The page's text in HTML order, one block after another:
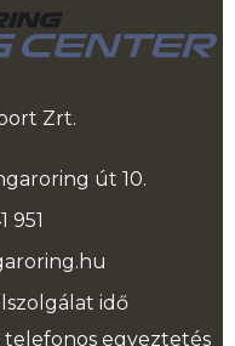
Zrt.
út 10.
951
idő
telefonos egyeztetés